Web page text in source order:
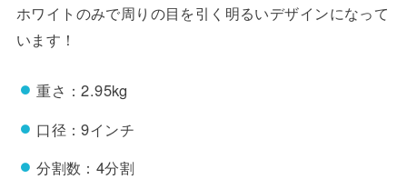
ホワイトのみで周りの目を引く明るいデザインになって
います！
重さ：2.95kg
口径：9インチ
分割数：4分割